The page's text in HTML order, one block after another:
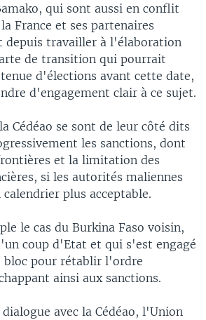
qui sont aussi en conflit
France et ses partenaires
depuis travailler à l'élaboration
de transition qui pourrait
d'élections avant cette date,
d'engagement clair à ce sujet.
Cédéao se sont de leur côté dits
les sanctions, dont
et la limitation des
si les autorités maliennes
plus acceptable.
le cas du Burkina Faso voisin,
coup d'Etat et qui s'est engagé
bloc pour rétablir l'ordre
ainsi aux sanctions.
avec la Cédéao, l'Union